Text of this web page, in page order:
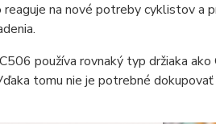
na nové potreby cyklistov a
používa rovnaký typ držiaka
tomu nie je potrebné